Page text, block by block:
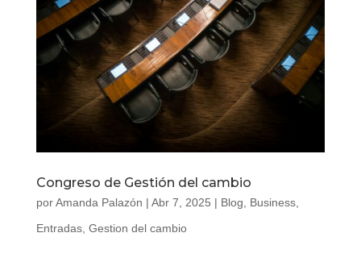
Congreso de Gestión del cambio
porAmanda Palazón | Abr 7, 2025 | Blog Business,
Entradas, Gestion del cambio